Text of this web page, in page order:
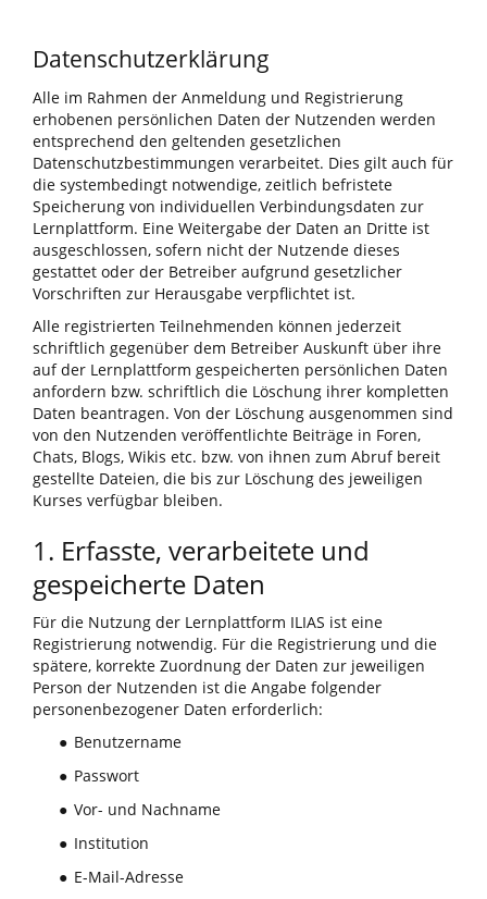
Datenschutzerklärung
Alle im Rahmen der Anmeldung und Registrierung
erhobenen persönlichen Daten der Nutzenden werden
entsprechend den geltenden gesetzlichen
Datenschutzbestimmungen verarbeitet. Dies gilt auch für
die systembedingt notwendige, zeitlich befristete
Speicherung von individuellen Verbindungsdaten zur
Lernplattform. Eine Weitergabe der Daten an Dritte ist
ausgeschlossen, sofern nicht der Nutzende dieses
gestattet oder der Betreiber aufgrund gesetzlicher
Vorschriften zur Herausgabe verpflichtet ist.
Alle registrierten Teilnehmenden können jederzeit
schriftlich gegenüber dem Betreiber Auskunft über ihre
auf der Lernplattform gespeicherten persönlichen Daten
anfordern bzw. schriftlich die Löschung ihrer kompletten
Daten beantragen. Von der Löschung ausgenommen sind
von den Nutzenden veröffentlichte Beiträge in Foren,
Chats, Blogs, Wikis etc. bzw. von ihnen zum Abruf bereit
gestellte Dateien, die bis zur Löschung des jeweiligen
Kurses verfügbar bleiben.
1. Erfasste, verarbeitete und
gespeicherte Daten
Für die Nutzung der Lernplattform ILIAS ist eine
Registrierung notwendig. Für die Registrierung und die
spätere, korrekte Zuordnung der Daten zur jeweiligen
Person der Nutzenden ist die Angabe folgender
personenbezogener Daten erforderlich:
● Benutzername
● Passwort
● Vor- und Nachname
● Institution
● E-Mail-Adresse